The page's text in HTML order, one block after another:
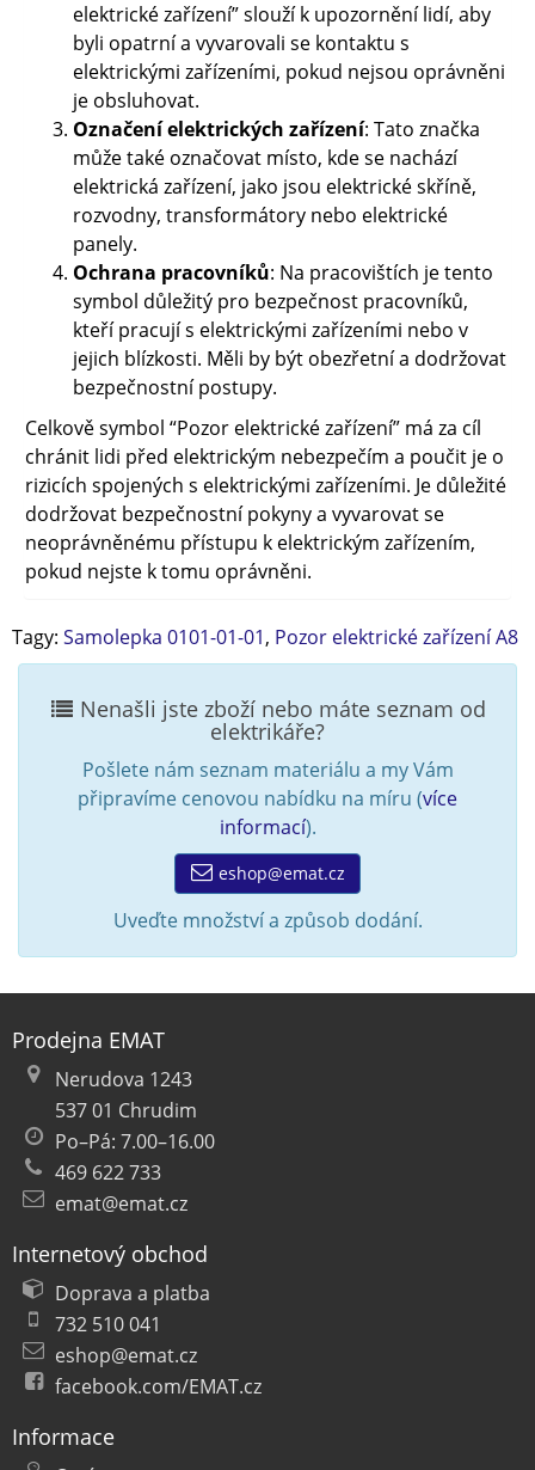
elektrické zařízení” slouží k upozornění lidí, aby
byli opatrní a vyvarovali se kontaktu s
elektrickými zařízeními, pokud nejsou oprávněni
je obsluhovat.
Označení elektrických zařízení: Tato značka
může také označovat místo, kde se nachází
elektrická zařízení, jako jsou elektrické skříně,
rozvodny, transformátory nebo elektrické
panely.
Ochrana pracovníků: Na pracovištích je tento
symbol důležitý pro bezpečnost pracovníků,
kteří pracují s elektrickými zařízeními nebo v
jejich blízkosti. Měli by být obezřetní a dodržovat
bezpečnostní postupy.
Celkově symbol “Pozor elektrické zařízení” má za cíl
chránit lidi před elektrickým nebezpečím a poučit je o
rizicích spojených s elektrickými zařízeními. Je důležité
dodržovat bezpečnostní pokyny a vyvarovat se
neoprávněnému přístupu k elektrickým zařízením,
pokud nejste k tomu oprávněni.
Tagy: Samolepka 0101-01-01, Pozor elektrické zařízení A8
Nenašli jste zboží nebo máte seznam od
elektrikáře?
Pošlete nám seznam materiálu a my Vám
připravíme cenovou nabídku na míru (více
informací).
eshop@emat.cz
Uveďte množství a způsob dodání.
Prodejna EMAT
Nerudova 1243
537 01 Chrudim
Po–Pá: 7.00–16.00
469 622 733
emat@emat.cz
Internetový obchod
Doprava a platba
732 510 041
eshop@emat.cz
facebook.com/EMAT.cz
Informace